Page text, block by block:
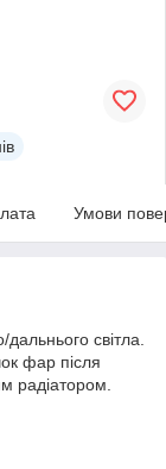
Умови
світла.
фар після
радіатором.